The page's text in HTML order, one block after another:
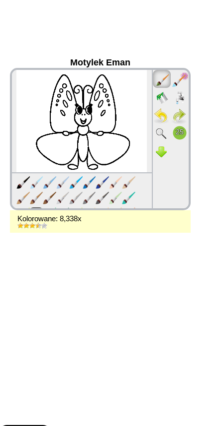
Motylek Eman
Kolorowane: 8,338x